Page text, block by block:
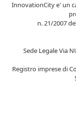
InnovationCity e' un
n. 21/2007
Sede Legale Via
Registro imprese di